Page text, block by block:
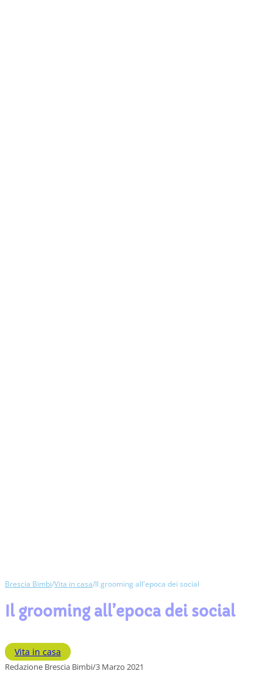
Brescia Bimbi/Vita in casa/Il grooming all'epoca dei social
Il grooming all’epoca dei social
Vita in casa
Redazione Brescia Bimbi/3 Marzo 2021